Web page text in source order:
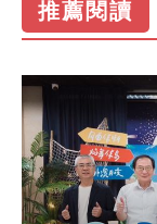
推薦閱讀